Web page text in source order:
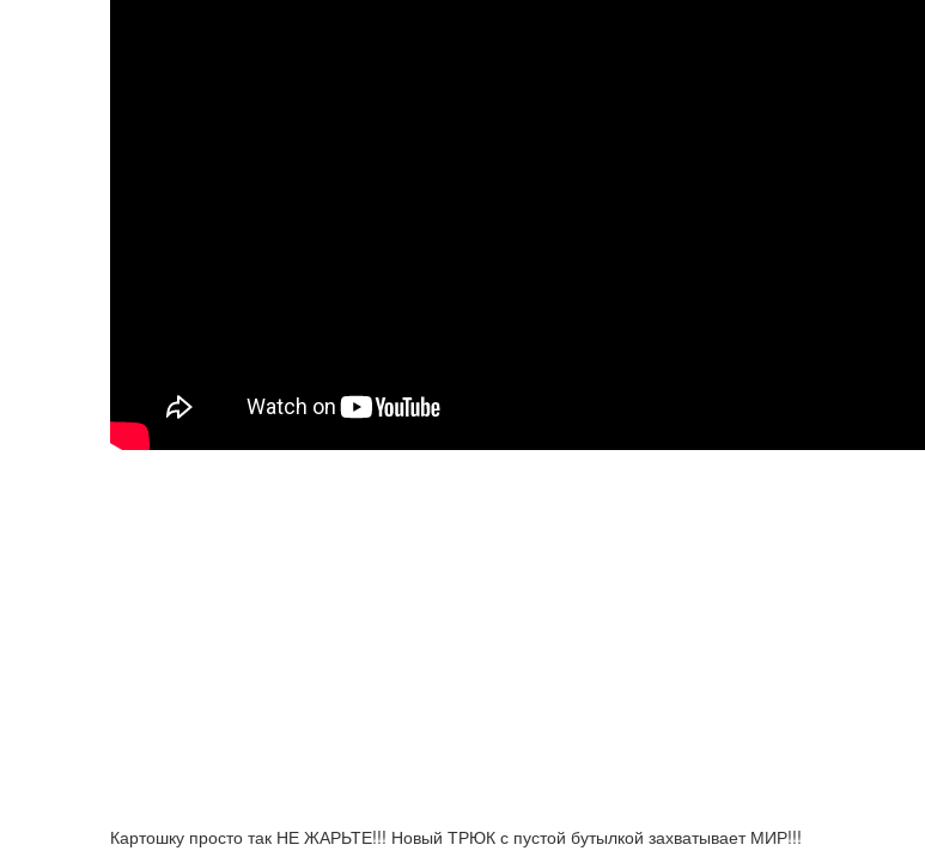
Картошку просто так НЕ ЖАРЬТЕ!!! Новый ТРЮК с пустой бутылкой захватывает МИР!!!